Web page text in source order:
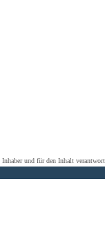
Inhaber und für den Inhalt